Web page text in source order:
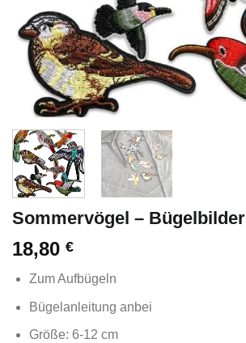
Sommervögel – Bügelbilder
18,80 €
Zum Aufbügeln
Bügelanleitung anbei
Größe: 6-12 cm